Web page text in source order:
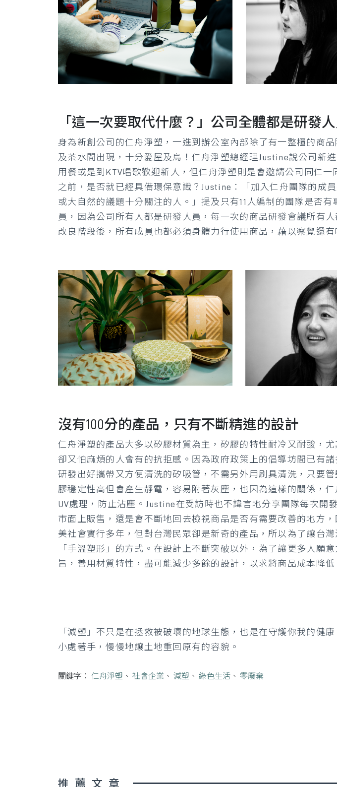
「這一次要取代什麼？」公司全體都是研發人
身為新創公司的仁舟淨塑，一進到辦公室內部除了有一整櫃的商
及茶水間出現，十分愛屋及烏！仁舟淨塑總經理Justine說公司新
用餐或是到KTV唱歌歡迎新人，但仁舟淨塑則是會邀請公司同仁
之前，是否就已經具備環保意識？Justine：「加入仁舟團隊的成
或大自然的議題十分關注的人。」提及只有11人編制的團隊是否
員，因為公司所有人都是研發人員，每一次的商品研發會議所有
改良階段後，所有成員也都必須身體力行使用商品，藉以察覺還有
沒有100分的產品，只有不斷精進的設計
仁舟淨塑的產品大多以矽膠材質為主，矽膠的特性耐冷又耐酸，
卻又怕麻煩的人會有的抗拒感。因為政府政策上的倡導坊間已有
研發出好攜帶又方便清洗的矽吸管，不需另外用刷具清洗，只要
膠穩定性高但會產生靜電，容易附著灰塵，也因為這樣的關係，
UV處理，防止沾塵。Justine在受訪時也不諱言地分享團隊每次
市面上販售，還是會不斷地回去檢視商品是否有需要改善的地方
美社會實行多年，但對台灣民眾卻是新奇的產品，所以為了讓台
「手溫塑形」的方式。在設計上不斷突破以外，為了讓更多人願意
旨，善用材質特性，盡可能減少多餘的設計，以求將商品成本降
「減塑」不只是在拯救被破壞的地球生態，也是在守護你我的健
小處著手，慢慢地讓土地重回原有的容貌。
關鍵字： 仁舟淨塑 、 社會企業 、 減塑 、 綠色生活 、 零廢棄
推薦文章